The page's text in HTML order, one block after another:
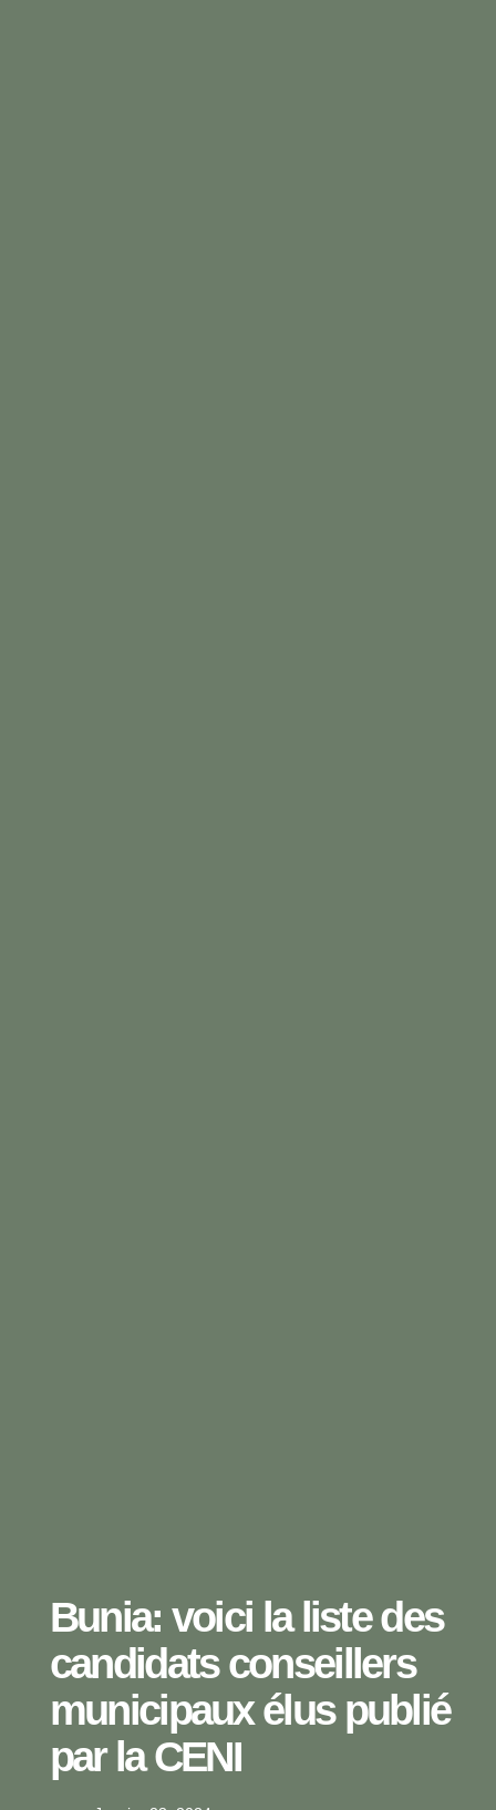
Bunia: voici la liste des
candidats conseillers
municipaux élus publié
par la CENI